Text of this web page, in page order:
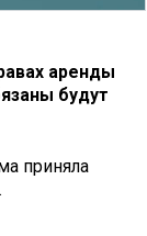
аренды
будут
приняла